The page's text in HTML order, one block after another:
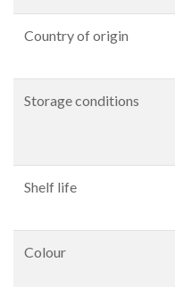
Country of origin
Storage conditions
Shelf life
Colour